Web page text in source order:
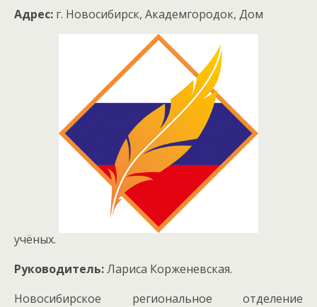
Адрес: г. Новосибирск, Академгородок, Дом
учёных.
Руководитель:Лариса Корженевская.
Новосибирское региональное отделение